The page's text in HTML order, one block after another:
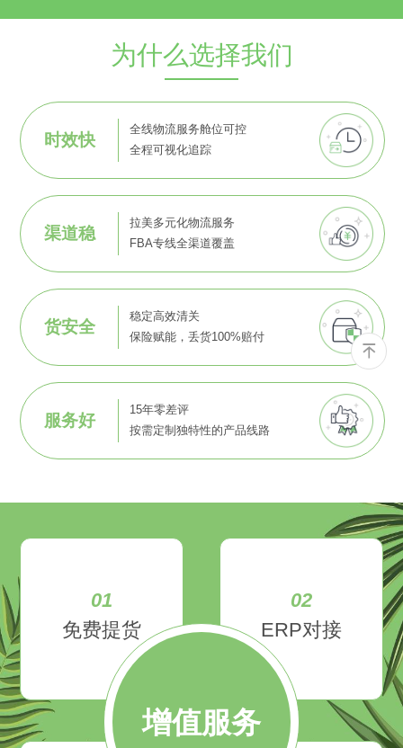
为什么选择我们
时效快
全线物流服务舱位可控
全程可视化追踪
渠道稳
拉美多元化物流服务
FBA专线全渠道覆盖
货安全
稳定高效清关
保险赋能，丢货100%赔付
服务好
15年零差评
按需定制独特性的产品线路
增值服务
01
免费提货
02
ERP对接